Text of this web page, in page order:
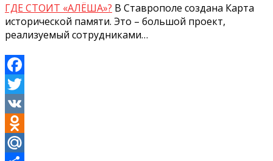
ГДЕ СТОИТ «АЛЁША»? В Ставрополе создана Карта
исторической памяти. Это – большой проект,
реализуемый сотрудниками…
Facebook
Twitter
VK
Odnoklassniki